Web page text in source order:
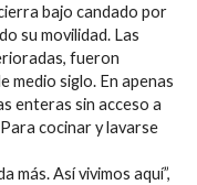
bajo candado por
su movilidad. Las
fueron
medio siglo. En apenas
enteras sin acceso a
cocinar y lavarse
más. Así vivimos aquí”,